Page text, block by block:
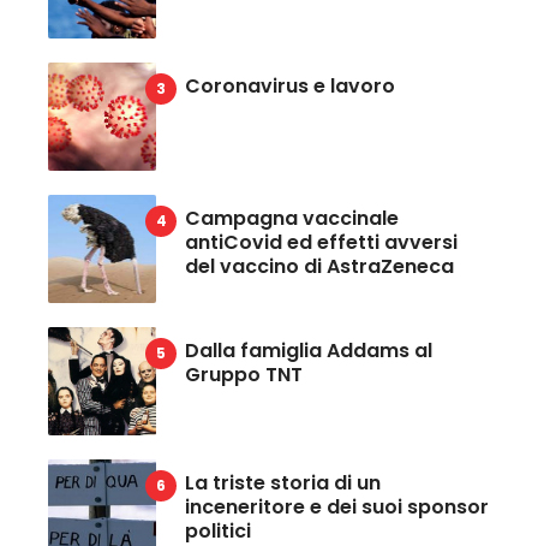
Coronavirus e lavoro
Campagna vaccinale
antiCovid ed effetti avversi
del vaccino di AstraZeneca
Dalla famiglia Addams al
Gruppo TNT
La triste storia di un
inceneritore e dei suoi sponsor
politici